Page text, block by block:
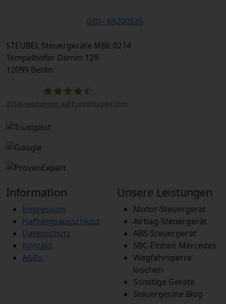
030 - 69200535
STEUBEL Steuergeräte MBE 0214
Tempelhofer Damm 129
12099 Berlin
215 Bewertungen auf ProvenExpert.com
Information
Impressum
Haftungsausschluss
Datenschutz
Kontakt
AGBs
Unsere Leistungen
Motor-Steuergerät
Airbag-Steuergerät
ABS-Steuergerät
SBC-Einheit Mercedes
Wegfahrsperre
löschen
Sonstige Geräte
Steuergeräte Blog